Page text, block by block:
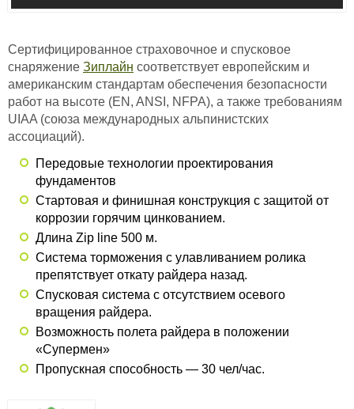
Сертифицированное страховочное и спусковое
снаряжение Зиплайн соответствует европейским и
американским стандартам обеспечения безопасности
работ на высоте (EN, ANSI, NFPA), а также требованиям
UIAA (союза международных альпинистских
ассоциаций).
Передовые технологии проектирования
фундаментов
Стартовая и финишная конструкция с защитой от
коррозии горячим цинкованием.
Длина Zip line 500 м.
Система торможения с улавливанием ролика
препятствует откату райдера назад.
Спусковая система с отсутствием осевого
вращения райдера.
Возможность полета райдера в положении
«Супермен»
Пропускная способность — 30 чел/час.